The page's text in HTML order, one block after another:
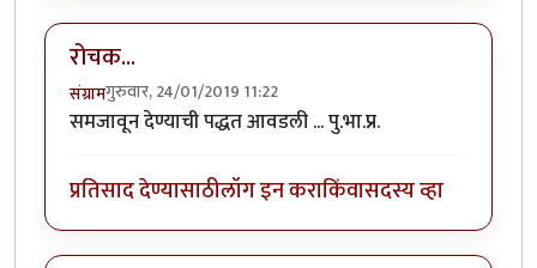
रोचक...
संग्रामगुरुवार, 24/01/2019 11:22
समजावून देण्याची पद्धत आवडली ... पु.भा.प्र.
प्रतिसाद देण्यासाठीलॉग इन कराकिंवासदस्य व्हा